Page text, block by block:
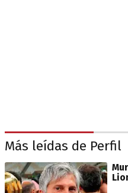
Más leídas de Perfil